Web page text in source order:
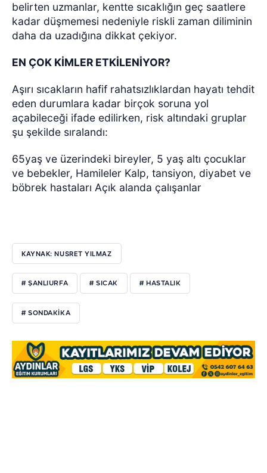
belirten uzmanlar, kentte sıcaklığın geç saatlere
kadar düşmemesi nedeniyle riskli zaman diliminin
daha da uzadığına dikkat çekiyor.
EN ÇOK KİMLER ETKİLENİYOR?
Aşırı sıcakların hafif rahatsızlıklardan hayatı tehdit
eden durumlara kadar birçok soruna yol
açabileceği ifade edilirken, risk altındaki gruplar
şu şekilde sıralandı:
65yaş ve üzerindeki bireyler, 5 yaş altı çocuklar
ve bebekler, Hamileler Kalp, tansiyon, diyabet ve
böbrek hastaları Açık alanda çalışanlar
KAYNAK: NUSRET YILMAZ
# ŞANLIURFA # SICAK # HASTALIK
# SONDAKIKA